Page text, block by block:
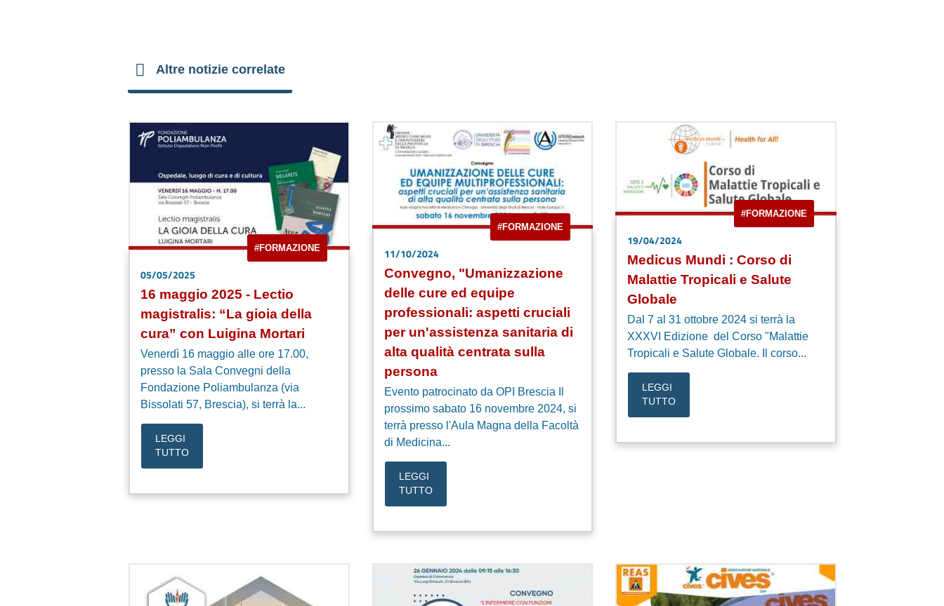
Altre notizie correlate
#FORMAZIONE
05/05/2025
16 maggio 2025 - Lectio
magistralis: “La gioia della
cura” con Luigina Mortari
Venerdì 16 maggio alle ore 17.00,
presso la Sala Convegni della
Fondazione Poliambulanza (via
Bissolati 57, Brescia), si terrà la...
LEGGI
TUTTO
#FORMAZIONE
11/10/2024
Convegno, "Umanizzazione
delle cure ed equipe
professionali: aspetti cruciali
per un'assistenza sanitaria di
alta qualità centrata sulla
persona
Evento patrocinato da OPI Brescia Il
prossimo sabato 16 novembre 2024, si
terrà presso l'Aula Magna della Facoltà
di Medicina...
LEGGI
TUTTO
#FORMAZIONE
19/04/2024
Medicus Mundi : Corso di
Malattie Tropicali e Salute
Globale
Dal 7 al 31 ottobre 2024 si terrà la
XXXVI Edizione del Corso "Malattie
Tropicali e Salute Globale. Il corso...
LEGGI
TUTTO